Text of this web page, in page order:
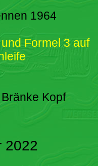
1964
Formel 3 auf
Kopf
2022